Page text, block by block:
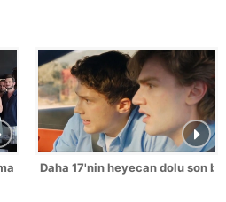
provasında buluştu!
Daha 17'nin heyecan dolu son